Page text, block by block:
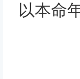
以本命